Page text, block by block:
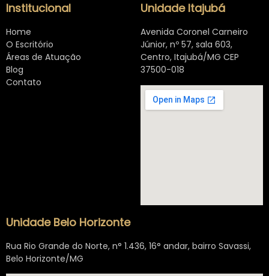
Institucional
Home
O Escritório
Áreas de Atuação
Blog
Contato
Unidade Itajubá
Avenida Coronel Carneiro
Júnior, nº 57, sala 603,
Centro, Itajubá/MG CEP
37500-018
Unidade Belo Horizonte
Rua Rio Grande do Norte, n° 1.436, 16° andar, bairro Savassi,
Belo Horizonte/MG